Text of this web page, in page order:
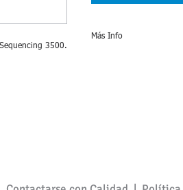
3500.
Más Info